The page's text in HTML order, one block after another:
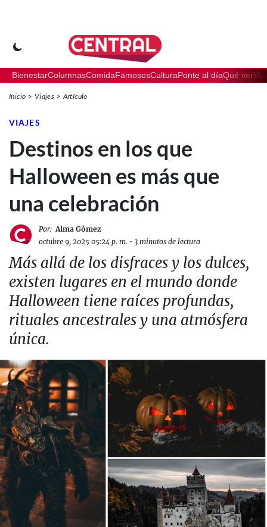
BienestarColumnasComidaFamososCulturaPonte al díaQué ver
Inicio Viajes Artículo
VIAJES
Destinos en los que
Halloween es más que
una celebración
Por: Alma Gómez
octubre 9, 2025 05:24 p. m. • 3 minutos de lectura
Más allá de los disfraces y los dulces,
existen lugares en el mundo donde
Halloween tiene raíces profundas,
rituales ancestrales y una atmósfera
única.